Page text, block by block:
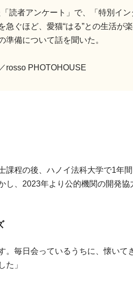
読者アンケート」で、「特別イ
急ぐほど、愛猫“はる”との生活が
準備について話を聞いた。
rosso PHOTOHOUSE
課程の後、ハノイ法科大学で1年
し、2023年より公的機関の開発
。毎日会っているうちに、懐いて
た」